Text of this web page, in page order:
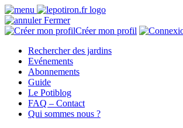
Fermer
Créer mon profil
Rechercher des jardins
Evénements
Abonnements
Guide
Le Potiblog
FAQ – Contact
Qui sommes nous ?